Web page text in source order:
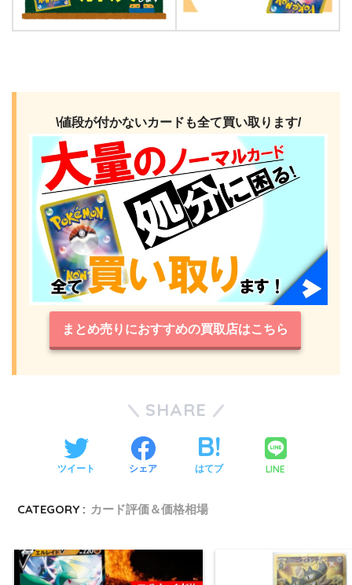
\値段が付かないカードも全て買い取ります/
まとめ売りにおすすめの買取店はこちら
SHARE
ツイート シェア はてブ LINE
CATEGORY : カード評価＆価格相場